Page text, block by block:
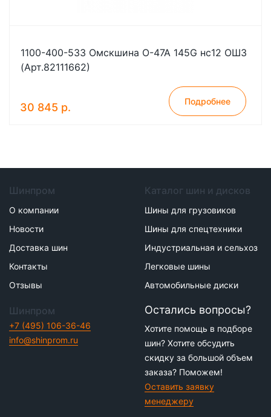
1100-400-533 Омскшина О-47А 145G нс12 ОШЗ
(Арт.82111662)
30 845 р. Подробнее
Шинпром
О компании
Новости
Доставка шин
Контакты
Отзывы
Каталог шин и дисков
Шины для грузовиков
Шины для спецтехники
Индустриальная и сельхоз
Легковые шины
Автомобильные диски
Шинпром
+7 (495) 106-36-46
info@shinprom.ru
Остались вопросы?
Хотите помощь в подборе
шин? Хотите обсудить
скидку за большой объем
заказа? Поможем!
Оставить заявку
менеджеру